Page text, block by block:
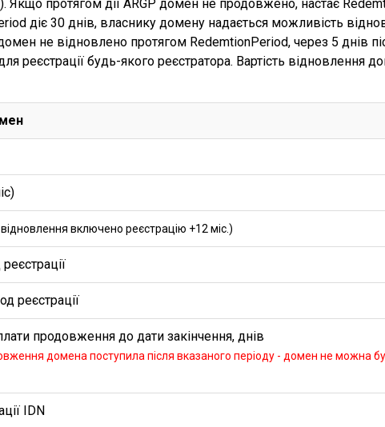
Якщо протягом дії ARGP домен не продовжено, настає
діє 30 днів, власнику домену надається можливість
не відновлено протягом RedemtionPeriod, через 5 днів
реєстрації будь-якого реєстратора. Вартість відновлення
відновлення включено реєстрацію +12 міс.)
реєстрації
продовження до дати закінчення, днів
домена поступила після вказаного періоду - домен не можна
IDN